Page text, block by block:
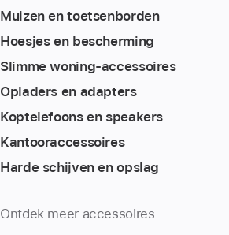
Muizen en toetsenborden
Hoesjes en bescherming
Slimme woning-accessoires
Opladers en adapters
Koptelefoons en speakers
Kantoor­accessoires
Harde schijven en opslag
Ontdek meer accessoires